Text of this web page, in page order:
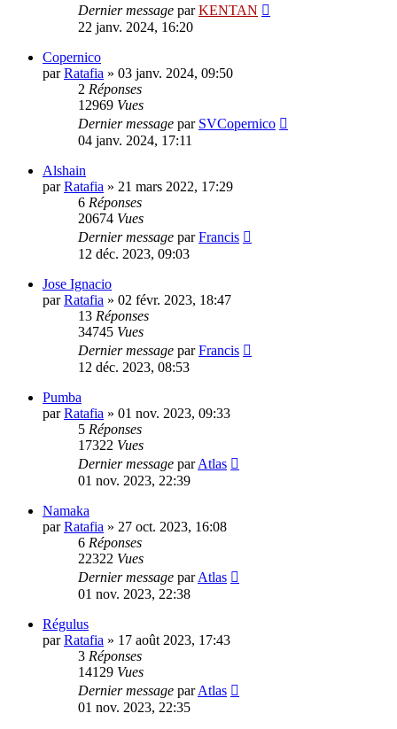
Dernier message parKENTAN
22 janv. 2024, 16:20
Copernico
parRatafia » 03 janv. 2024, 09:50
2 Réponses
12969 Vues
Dernier message par SVCopernico
04 janv. 2024, 17:11
Alshain
parRatafia » 21 mars 2022, 17:29
6 Réponses
20674 Vues
Dernier message parFrancis
12 déc. 2023, 09:03
Jose Ignacio
parRatafia » 02 févr. 2023, 18:47
13 Réponses
34745 Vues
Dernier message parFrancis
12 déc. 2023, 08:53
Pumba
parRatafia » 01 nov. 2023, 09:33
5 Réponses
17322 Vues
Dernier message parAtlas
01 nov. 2023, 22:39
Namaka
parRatafia » 27 oct. 2023, 16:08
6 Réponses
22322 Vues
Dernier message parAtlas
01 nov. 2023, 22:38
Régulus
parRatafia » 17 août 2023, 17:43
3 Réponses
14129 Vues
Dernier message parAtlas
01 nov. 2023, 22:35